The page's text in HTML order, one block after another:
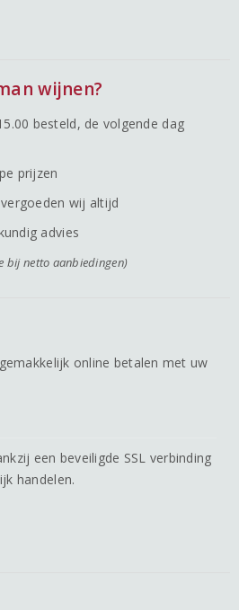
wijnen?
besteld, de volgende dag
prijzen
wij altijd
advies
bij netto aanbiedingen)
online betalen met uw
een beveiligde SSL verbinding
handelen.